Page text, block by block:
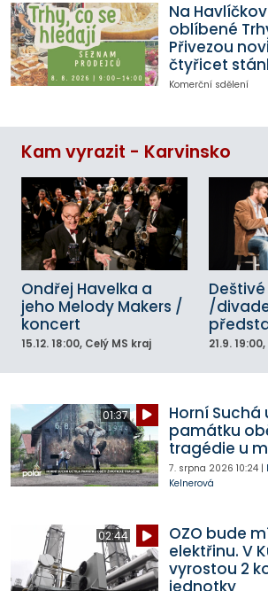
Na
oblíbené
Přivezou
čtyřicet
Komerční sdělení
Kam vyrazit - Karvinsko
Ondřej Havelka a
jeho Melody Makers /
koncert
15.12. 18:00, Celý MS kraj
/
21.9. 19:00,
01:37
Horní Suchá
památku
tragédie u
7. srpna 2026 10:24|
Kelnerová
02:44
OZO bude
elektřinu. V
vyrostou 2
jednotky